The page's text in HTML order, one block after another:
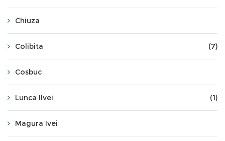
Chiuza
Colibita (7)
Cosbuc
Lunca Ilvei (1)
Magura Ivei